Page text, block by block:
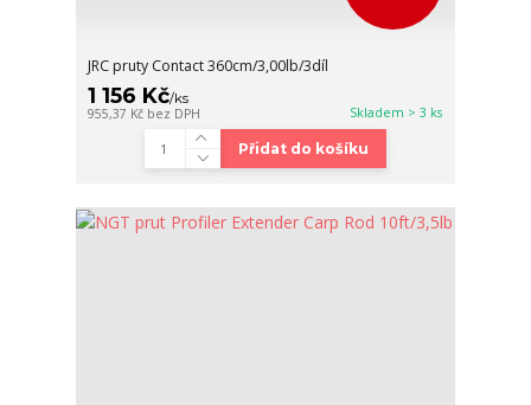
JRC pruty Contact 360cm/3,00lb/3díl
1 156 Kč/ks
955,37 Kč bez DPH Skladem > 3 ks
Přidat do košíku